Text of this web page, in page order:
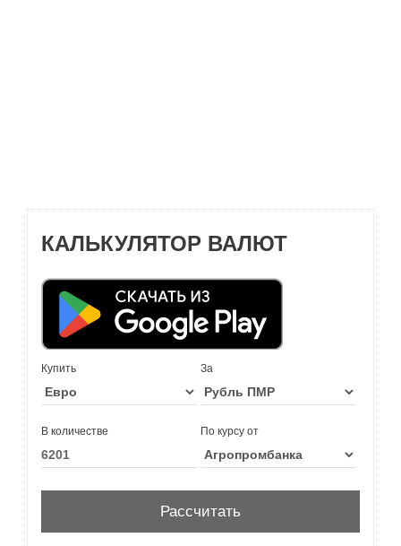
КАЛЬКУЛЯТОР ВАЛЮТ
Купить За
В количестве По курсу от